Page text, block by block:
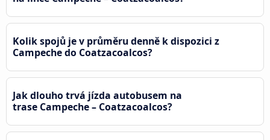
Kolik spojů je v průměru denně k dispozici z
Campeche do Coatzacoalcos?
Jak dlouho trvá jízda autobusem na
trase Campeche – Coatzacoalcos?